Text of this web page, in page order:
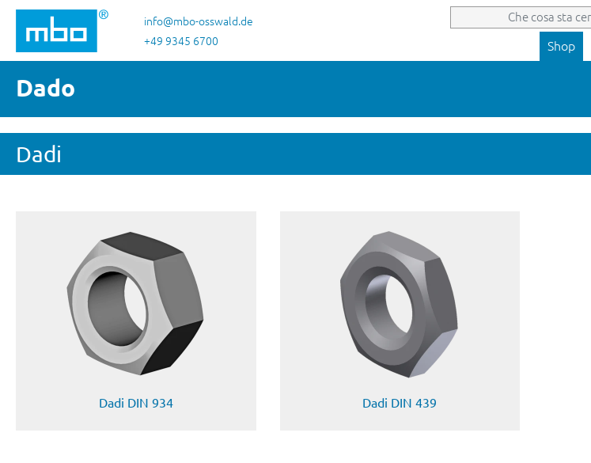
al contenuto principale
Salta alla ricerca
Passa alla navigazione principaleinfo@mbo-osswald.de
+49 9345 6700
Shop
Dado
Dadi
Dadi DIN 934 Dadi DIN 439